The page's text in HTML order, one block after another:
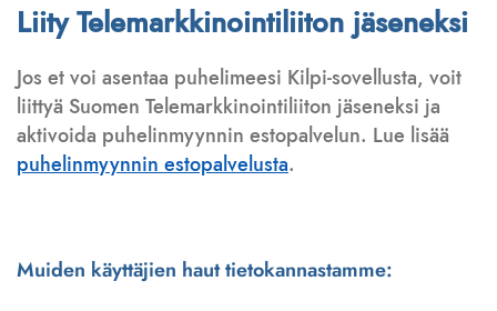
Liity Telemarkkinointiliiton jäseneksi
Jos et voi asentaa puhelimeesi Kilpi-sovellusta, voit
liittyä Suomen Telemarkkinointiliiton jäseneksi ja
aktivoida puhelinmyynnin estopalvelun. Lue lisää
puhelinmyynnin estopalvelusta.
Muiden käyttäjien haut tietokannastamme: